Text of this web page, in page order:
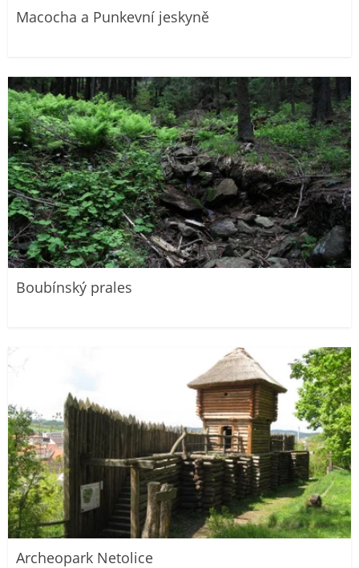
Macocha a Punkevní jeskyně
Boubínský prales
Archeopark Netolice